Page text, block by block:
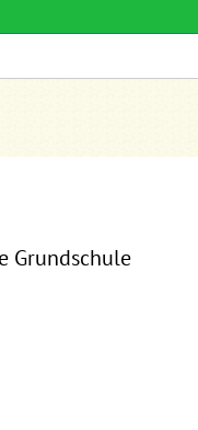
Grundschule